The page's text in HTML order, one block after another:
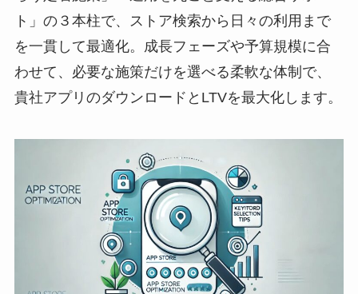
ト」の３本柱で、ストア検索から日々の利用まで
を一貫して最適化。成長フェーズや予算規模に合
わせて、必要な施策だけを選べる柔軟な体制で、
貴社アプリのダウンロードとLTVを最大化します。